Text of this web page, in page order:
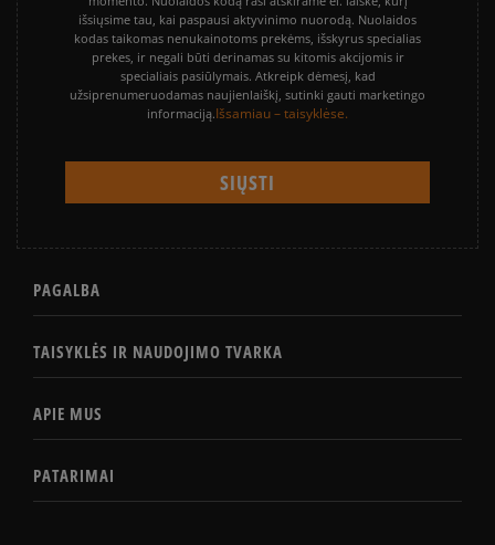
išsiųsime tau, kai paspausi aktyvinimo nuorodą. Nuolaidos
kodas taikomas nenukainotoms prekėms, išskyrus specialias
prekes, ir negali būti derinamas su kitomis akcijomis ir
specialiais pasiūlymais. Atkreipk dėmesį, kad
užsiprenumeruodamas naujienlaiškį, sutinki gauti marketingo
informaciją.Išsamiau – taisyklėse.
PAGALBA
TAISYKLĖS IR NAUDOJIMO TVARKA
APIE MUS
PATARIMAI